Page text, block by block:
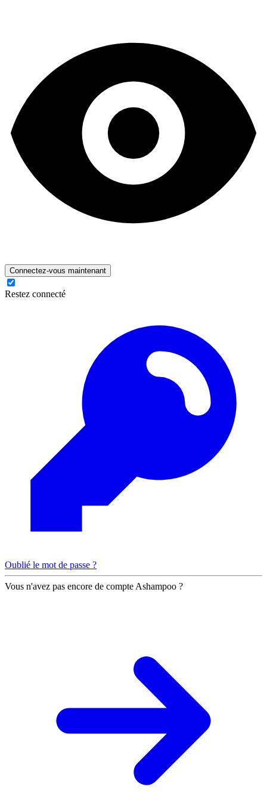
Connectez-vous maintenant
Restez connecté
Oublié le mot de passe ?
Vous n'avez pas encore de compte Ashampoo ?